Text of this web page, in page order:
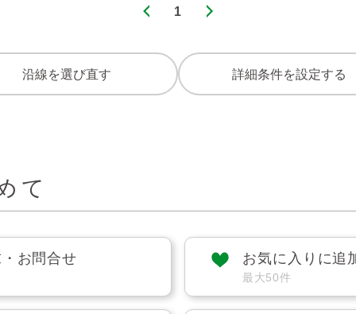
1
沿線を選び直す 詳細条件を設定する
て
お問合せ お気に入りに追
最大50件